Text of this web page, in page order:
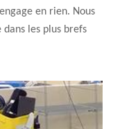
en rien. Nous
les plus brefs